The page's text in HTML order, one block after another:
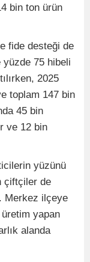
bin ton ürün
fide desteği de
yüzde 75 hibeli
2025
toplam 147 bin
45 bin
ve 12 bin
yüzünü
çiftçiler de
Merkez ilçeye
üretim yapan
alanda